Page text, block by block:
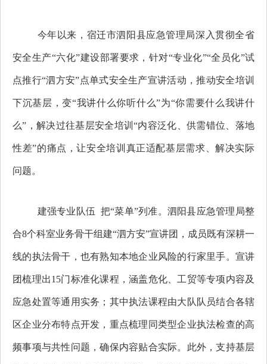
今年以来，宿迁市泗阳县应急管理局深入贯彻全省
安全生产“六化”建设部署要求，针对“专业化”“全员化”试
点推行“泗方安”点单式安全生产宣讲活动，推动安全培训
下沉基层，变“我讲什么你听什么”为“你需要什么我讲什
么”，解决过往基层安全培训“内容泛化、供需错位、落地
性差”的痛点，让安全培训真正适配基层需求、解决实际
问题。
建强专业队伍 把“菜单”列准。泗阳县应急管理局整
合8个科室业务骨干组建“泗方安”宣讲团，成员既有深耕一
线的执法骨干，也有熟知本地企业风险的行家里手。宣讲
团梳理出15门标准化课程，涵盖危化、工贸等专项内容及
应急处置等通用实务；其中执法课程由大队队员结合各辖
区企业分布特点开发，重点梳理同类型企业执法检查的高
频事项与共性问题，确保内容贴合实际。此外，支持基层